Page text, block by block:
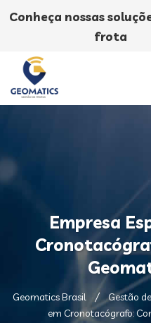
Empresa
Geomatics Brasil Gestão
em Cronotacógrafo:
Conheça nossas
frota